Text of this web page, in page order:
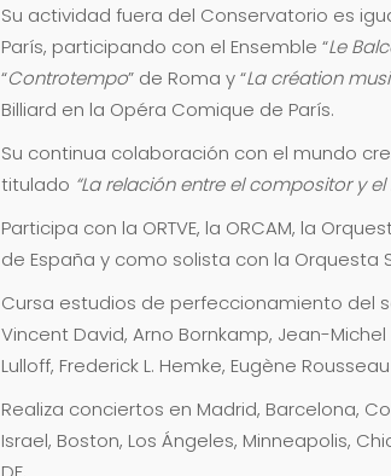
Su actividad fuera del Conservatorio es
París, participando con el Ensemble “Le
“Controtempo” de Roma y “La création
Billiard en la Opéra Comique de París.
Su continua colaboración con el mundo
titulado “La relación entre el compositor y
Participa con la ORTVE, la ORCAM, la
de España y como solista con la Orquesta
Cursa estudios de perfeccionamiento del
Vincent David, Arno Bornkamp, Jean-
Lulloff, Frederick L. Hemke, Eugène
Realiza conciertos en Madrid, Barcelona,
Israel, Boston, Los Ángeles, Minneapolis,